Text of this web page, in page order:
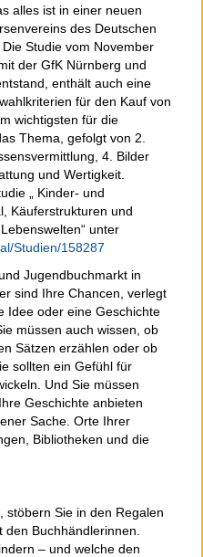
alles ist in einer neuen
des Deutschen
Studie vom November
der GfK Nürnberg und
enthält auch eine
für den Kauf von
wichtigsten für die
Thema, gefolgt von 2.
4. Bilder
und Wertigkeit.
„ Kinder- und
Käuferstrukturen und
unter
Studien/158287
Jugendbuchmarkt in
sind Ihre Chancen, verlegt
Idee oder eine Geschichte
müssen auch wissen, ob
Sätzen erzählen oder ob
sollten ein Gefühl für
Und Sie müssen
Geschichte anbieten
Sache. Orte Ihrer
Bibliotheken und die
stöbern Sie in den Regalen
Buchhändlerinnen.
– und welche den